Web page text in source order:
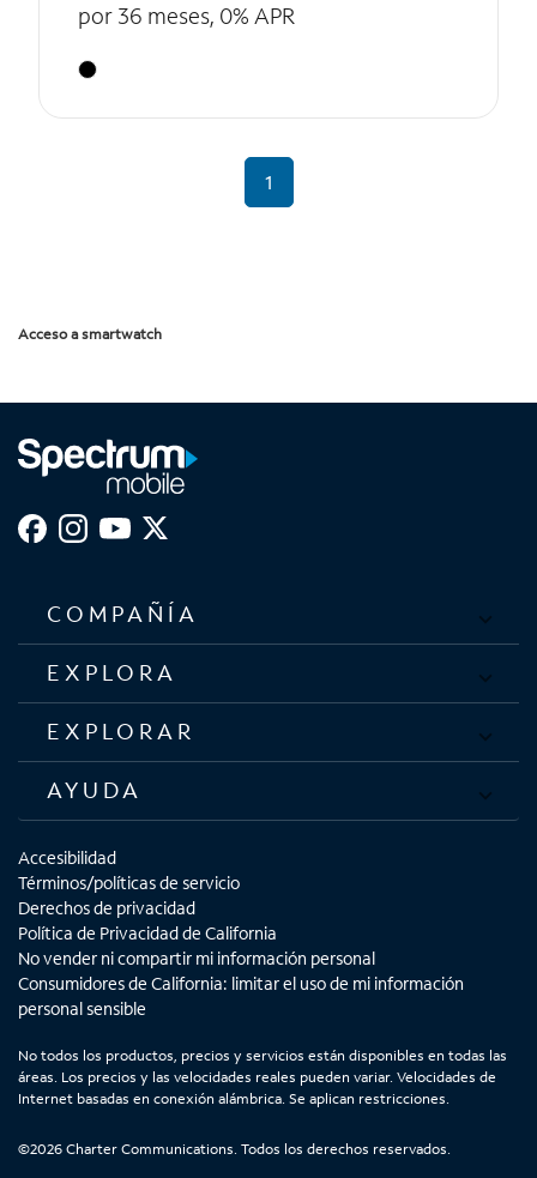
por 36 meses, 0% APR
1
Acceso a smartwatch
COMPAÑÍA
EXPLORA
EXPLORAR
AYUDA
Accesibilidad
Términos/políticas de servicio
Derechos de privacidad
Política de Privacidad de California
No vender ni compartir mi información personal
Consumidores de California: limitar el uso de mi información
personal sensible
No todos los productos, precios y servicios están disponibles en todas las
áreas. Los precios y las velocidades reales pueden variar. Velocidades de
Internet basadas en conexión alámbrica. Se aplican restricciones.
©2026 Charter Communications. Todos los derechos reservados.